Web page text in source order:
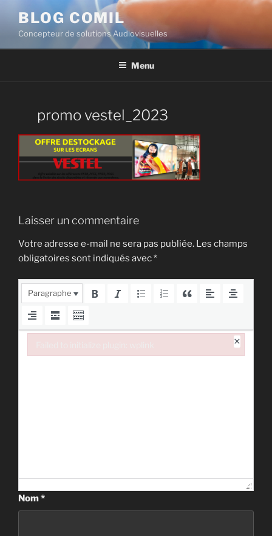
BLOG COMIL
Concepteur de solutions Audiovisuelles
Menu
promo vestel_2023
Laisser un commentaire
Votre adresse e-mail ne sera pas publiée. Les champs
obligatoires sont indiqués avec*
Paragraphe
Nom*
×
Failed to initialize plugin: wplink